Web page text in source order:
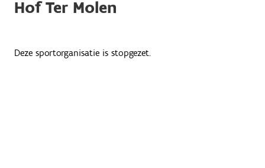
Hof Ter Molen
Deze sportorganisatie is stopgezet.